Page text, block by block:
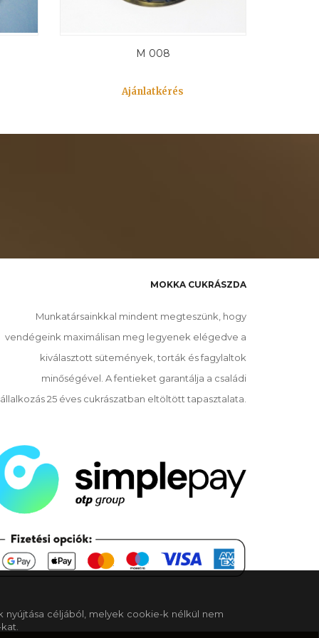
M 008
Ajánlatkérés
MOKKA CUKRÁSZDA
Munkatársainkkal mindent megteszünk, hogy
vendégeink maximálisan meg legyenek elégedve a
kiválasztott sütemények, torták és fagylaltok
minőségével. A fentieket garantálja a családi
25 éves cukrászatban eltöltött tapasztalata.
nyújtása céljából, melyek cookie-k nélkül nem